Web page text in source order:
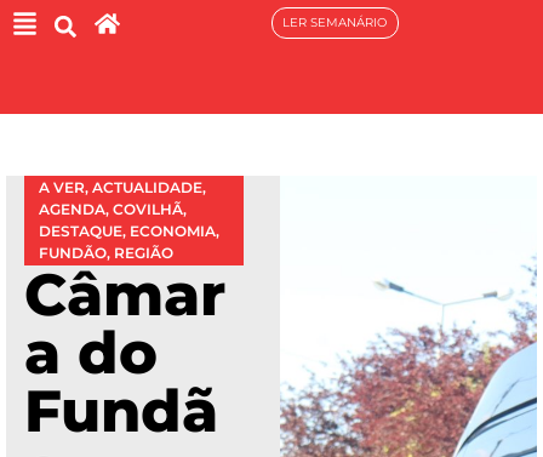
LER SEMANÁRIO
A VER, ACTUALIDADE,
AGENDA, COVILHÃ,
DESTAQUE, ECONOMIA,
FUNDÃO, REGIÃO
Câmar
a do
Fundã